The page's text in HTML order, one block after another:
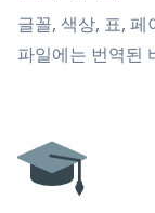
글꼴, 색상, 표,
파일에는 번역된